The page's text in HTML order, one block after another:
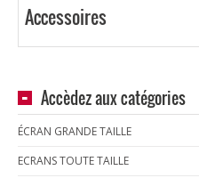
Accessoires
Accèdez aux catégories
ÉCRAN GRANDE TAILLE
ECRANS TOUTE TAILLE